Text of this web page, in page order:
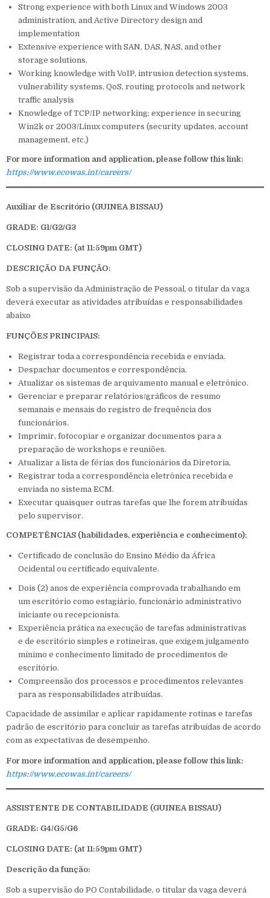
Strong experience with both Linux and Windows 2003
administration, and Active Directory design and
implementation
Extensive experience with SAN, DAS, NAS, and other
storage solutions,
Working knowledge with VoIP, intrusion detection systems,
vulnerability systems, QoS, routing protocols and network
traffic analysis
Knowledge of TCP/IP networking; experience in securing
Win2k or 2003/Linux computers (security updates, account
management, etc.)
For more information and application, please follow this link:
https://www.ecowas.int/careers/
Auxiliar de Escritório (GUINEA BISSAU)
GRADE: G1/G2/G3
CLOSING DATE: (at 11:59pm GMT)
DESCRIÇÃO DA FUNÇÃO:
Sob a supervisão da Administração de Pessoal, o titular da vaga
deverá executar as atividades atribuídas e responsabilidades
abaixo
FUNÇÕES PRINCIPAIS:
Registrar toda a correspondência recebida e enviada.
Despachar documentos e correspondência.
Atualizar os sistemas de arquivamento manual e eletrônico.
Gerenciar e preparar relatórios/gráficos de resumo
semanais e mensais do registro de frequência dos
funcionários.
Imprimir, fotocopiar e organizar documentos para a
preparação de workshops e reuniões.
Atualizar a lista de férias dos funcionários da Diretoria.
Registrar toda a correspondência eletrônica recebida e
enviada no sistema ECM.
Executar quaisquer outras tarefas que lhe forem atribuídas
pelo supervisor.
COMPETÊNCIAS (habilidades, experiência e conhecimento):
Certificado de conclusão do Ensino Médio da África
Ocidental ou certificado equivalente.
Dois (2) anos de experiência comprovada trabalhando em
um escritório como estagiário, funcionário administrativo
iniciante ou recepcionista.
Experiência prática na execução de tarefas administrativas
e de escritório simples e rotineiras, que exigem julgamento
mínimo e conhecimento limitado de procedimentos de
escritório.
Compreensão dos processos e procedimentos relevantes
para as responsabilidades atribuídas.
Capacidade de assimilar e aplicar rapidamente rotinas e tarefas
padrão de escritório para concluir as tarefas atribuídas de acordo
com as expectativas de desempenho.
For more information and application, please follow this link:
https://www.ecowas.int/careers/
ASSISTENTE DE CONTABILIDADE (GUINEA BISSAU)
GRADE: G4/G5/G6
CLOSING DATE: (at 11:59pm GMT)
Descrição da função:
Sob a supervisão do PO Contabilidade, o titular da vaga deverá